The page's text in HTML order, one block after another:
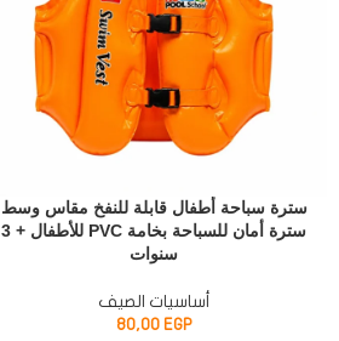
سترة سباحة أطفال قابلة للنفخ مقاس وسط
سترة أمان للسباحة بخامة PVC للأطفال + 3
سنوات
أساسيات الصيف
80,00 EGP